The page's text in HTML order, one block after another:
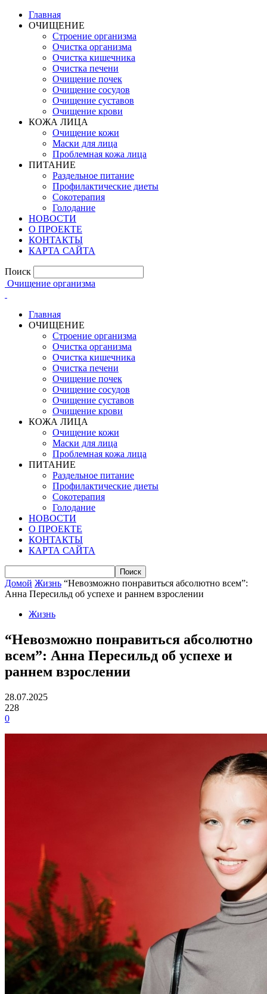
Главная
ОЧИЩЕНИЕ
Строение организма
Очистка организма
Очистка кишечника
Очистка печени
Очищение почек
Очищение сосудов
Очищение суставов
Очищение крови
КОЖА ЛИЦА
Очищение кожи
Маски для лица
Проблемная кожа лица
ПИТАНИЕ
Раздельное питание
Профилактические диеты
Сокотерапия
Голодание
НОВОСТИ
О ПРОЕКТЕ
КОНТАКТЫ
КАРТА САЙТА
Поиск
Очищение организма
Главная
ОЧИЩЕНИЕ
Строение организма
Очистка организма
Очистка кишечника
Очистка печени
Очищение почек
Очищение сосудов
Очищение суставов
Очищение крови
КОЖА ЛИЦА
Очищение кожи
Маски для лица
Проблемная кожа лица
ПИТАНИЕ
Раздельное питание
Профилактические диеты
Сокотерапия
Голодание
НОВОСТИ
О ПРОЕКТЕ
КОНТАКТЫ
КАРТА САЙТА
Домой Жизнь “Невозможно понравиться абсолютно всем”:
Анна Пересильд об успехе и раннем взрослении
Жизнь
“Невозможно понравиться абсолютно
всем”: Анна Пересильд об успехе и
раннем взрослении
28.07.2025
228
0